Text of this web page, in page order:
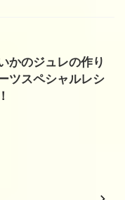
かのジュレの作り
ツスペシャルレシ